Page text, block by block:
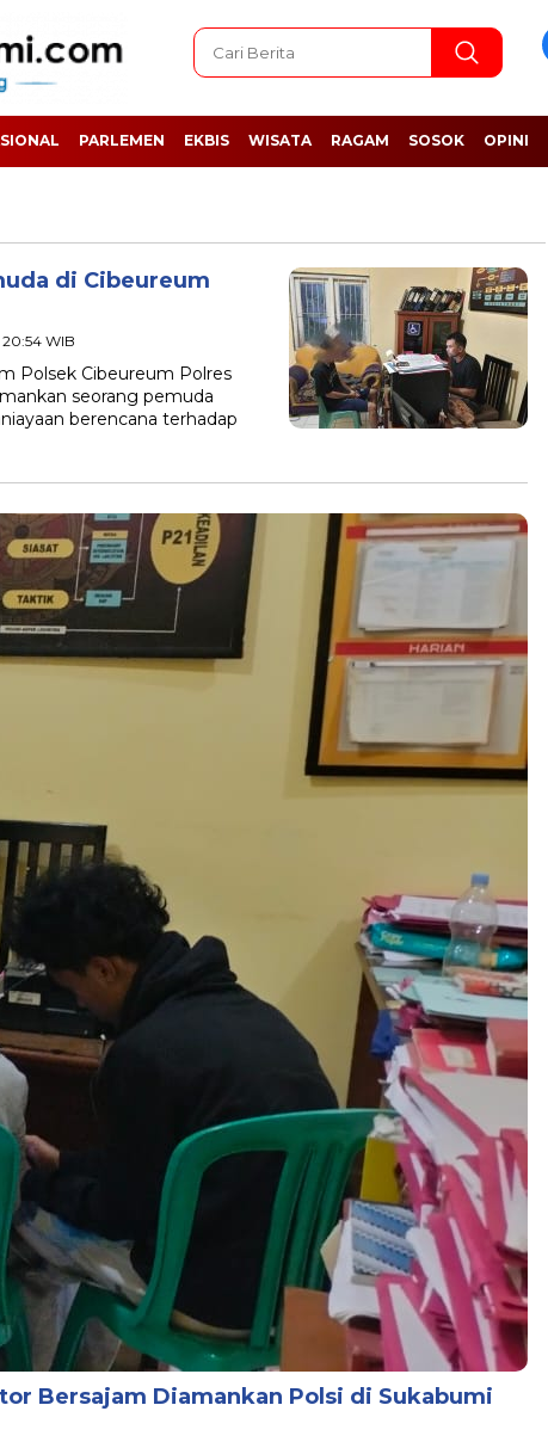
PARLEMEN EKBIS WISATA RAGAM SOSOK OPINI
di Cibeureum
20:54 WIB
Polsek Cibeureum Polres
seorang pemuda
berencana terhadap
Bersajam Diamankan Polsi di Sukabumi